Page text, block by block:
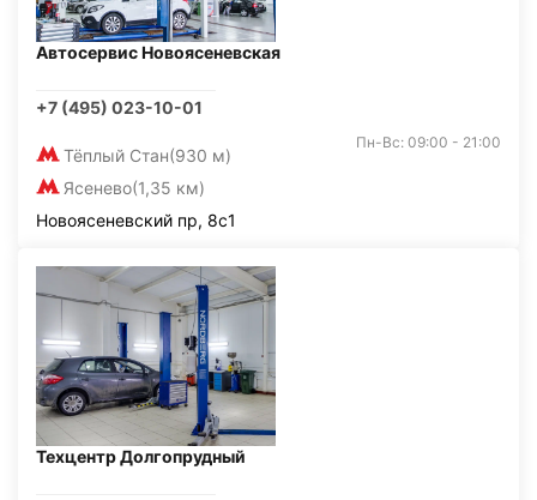
Автосервис Новоясеневская
+7 (495) 023-10-01
Тёплый Стан(930 м)
Ясенево(1,35 км)
Пн-Вс: 09:00 - 21:00
Новоясеневский пр, 8с1
Техцентр Долгопрудный